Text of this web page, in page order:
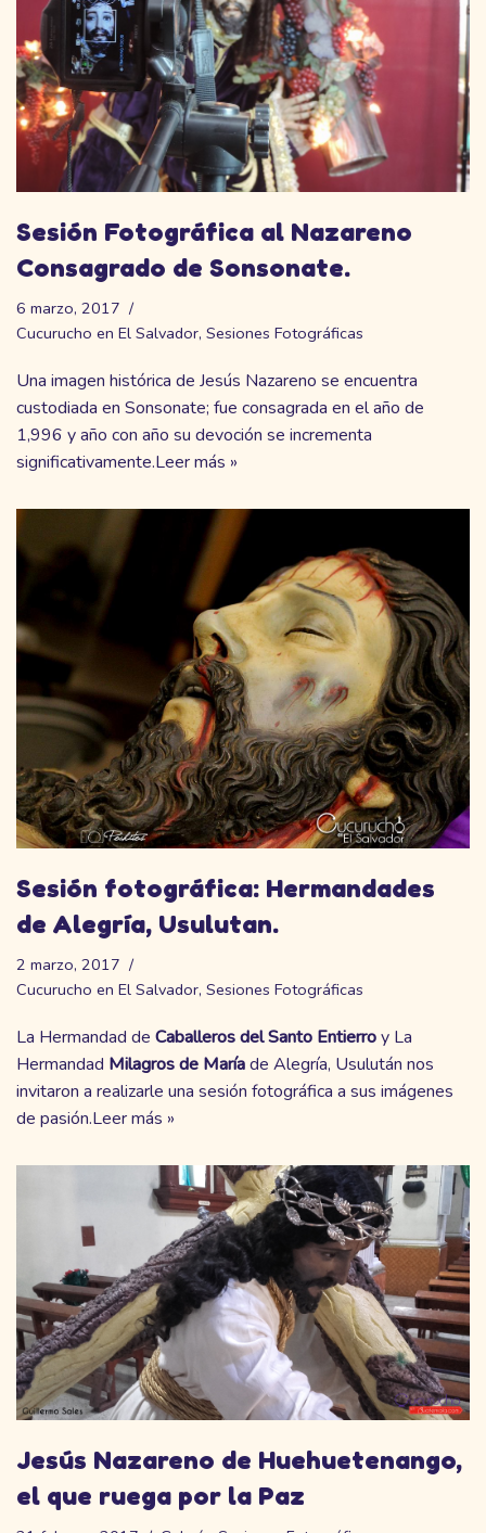
Sesión Fotográfica al Nazareno
Consagrado de Sonsonate.
6 marzo, 2017
Cucurucho en El Salvador, Sesiones Fotográficas
Una imagen histórica de Jesús Nazareno se encuentra
custodiada en Sonsonate; fue consagrada en el año de
1,996 y año con año su devoción se incrementa
significativamente.Leer más »
Sesión fotográfica: Hermandades
de Alegría, Usulutan.
2 marzo, 2017
Cucurucho en El Salvador, Sesiones Fotográficas
La Hermandad de Caballeros del Santo Entierroy La
Hermandad Milagros de Maríade Alegría, Usulután nos
invitaron a realizarle una sesión fotográfica a sus imágenes
de pasión.Leer más »
Jesús Nazareno de Huehuetenango,
el que ruega por la Paz